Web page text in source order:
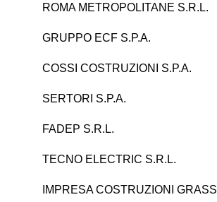
ROMA METROPOLITANE S.R.L.
GRUPPO ECF S.P.A.
COSSI COSTRUZIONI S.P.A.
SERTORI S.P.A.
FADEP S.R.L.
TECNO ELECTRIC S.R.L.
IMPRESA COSTRUZIONI GRASSI